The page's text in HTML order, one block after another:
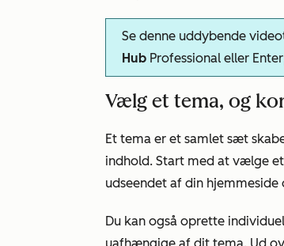
Se denne uddybende
Hub Professional eller
Vælg et tema, og
Et tema er et samlet sæt
indhold. Start med at vælge
udseendet af din hjemmeside
Du kan også oprette